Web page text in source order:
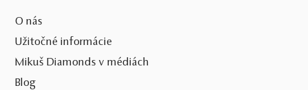
O nás
Užitočné informácie
Mikuš Diamonds v médiách
Blog